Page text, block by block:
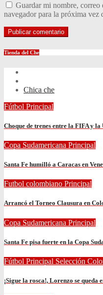
Guardar mi nombre,
navegador para la próxima vez
Tienda del Che
Chica che
Fútbol Principal
Choque de trenes entre la FIFA y la
Copa Sudamericana Principal
Santa Fe humilló a Caracas en
Futbol colombiano Principal
Arrancó el Torneo Clausura en
Copa Sudamericana Principal
Santa Fe pisa fuerte en la Copa
Fútbol Principal Selección
¡Sigue la rosca!, Lorenzo se queda